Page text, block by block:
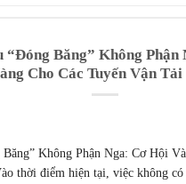
“Đóng Băng” Không Phận
Cho Các Tuyến Vận
Không Phận Nga: Cơ Hội
thời điểm hiện tại, việc không có